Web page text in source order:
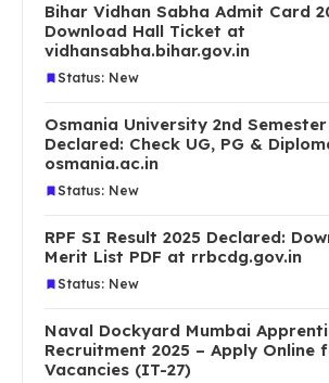
Bihar Vidhan Sabha Admit Card
Download Hall Ticket at
vidhansabha.bihar.gov.in
Status: New
Osmania University 2nd Semester
Declared: Check UG, PG &
osmania.ac.in
Status: New
RPF SI Result 2025 Declared:
Merit List PDF at rrbcdg.gov.in
Status: New
Naval Dockyard Mumbai
Recruitment 2025 – Apply Online
Vacancies (IT-27)